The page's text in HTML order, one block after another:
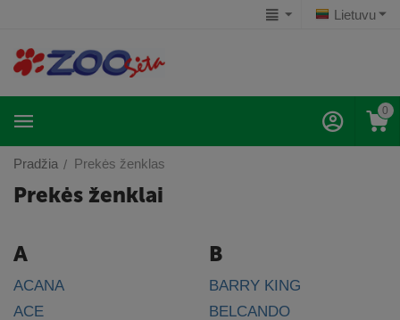
Lietuvu
0
Pradžia / Prekės ženklas
Prekės ženklai
A
ACANA
ACE
B
BARRY KING
BELCANDO